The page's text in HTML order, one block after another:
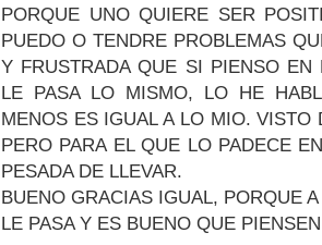
PORQUE UNO QUIERE SER
PUEDO O TENDRE PROBLEMAS
Y FRUSTRADA QUE SI PIENSO EN
LE PASA LO MISMO, LO HE
MENOS ES IGUAL A LO MIO. VISTO
PERO PARA EL QUE LO PADECE
PESADA DE LLEVAR.
BUENO GRACIAS IGUAL, PORQUE
LE PASA Y ES BUENO QUE